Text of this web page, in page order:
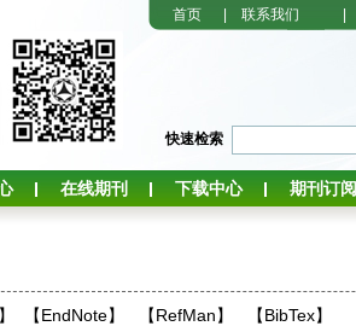
首页 联系我们
快速检索
在线期刊 下载中心 期刊订阅
】 【EndNote】 【RefMan】
【BibTex】